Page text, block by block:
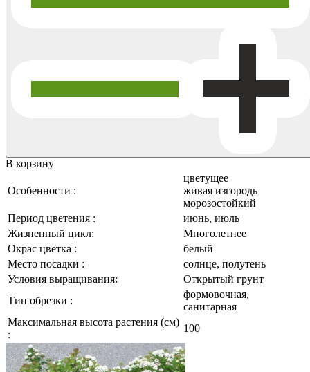
В корзину
Особенности :
цветущее
живая изгородь
морозостойкий
Период цветения :
июнь, июль
Жизненный цикл:
Многолетнее
Окрас цветка :
белый
Место посадки :
солнце, полутень
Условия выращивания:
Открытый грунт
Тип обрезки :
формовочная,
санитарная
Максимальная высота растения (см)
:
100